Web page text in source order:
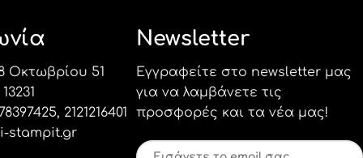
πολλαπλές
Οι
επιλογές
μπορούν
Οκτωβρίου 51
, 2121216401
stampit.gr
Newsletter
Εγγραφείτε στο newsletter μας
για να λαμβάνετε τις
προσφορές και τα νέα μας!
label_13